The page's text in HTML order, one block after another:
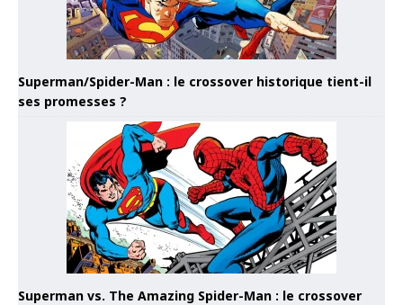
Superman/Spider-Man : le crossover historique tient-il
ses promesses ?
Superman vs. The Amazing Spider-Man : le crossover